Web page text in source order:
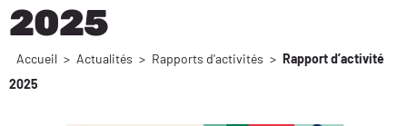
2025
Accueil > Actualités > Rapports d'activités > Rapport d’activité
2025